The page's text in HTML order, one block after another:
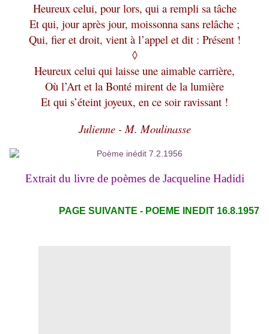
Heureux celui, pour lors, qui a rempli sa tâche
Et qui, jour après jour, moissonna sans relâche ;
Qui, fier et droit, vient à l’appel et dit : Présent !
◊
Heureux celui qui laisse une aimable carrière,
Où l’Art et la Bonté mirent de la lumière
Et qui s’éteint joyeux, en ce soir ravissant !
Julienne - M. Moulinasse
Extrait du livre de poèmes de Jacqueline Hadidi
PAGE SUIVANTE - POEME INEDIT 16.8.1957